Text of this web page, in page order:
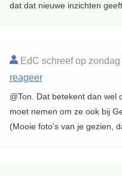
dat dat nieuwe inzichten
EdC schreef op zondag
reageer
@Ton. Dat betekent dan wel
moet nemen om ze ook bij
(Mooie foto's van je gezien,